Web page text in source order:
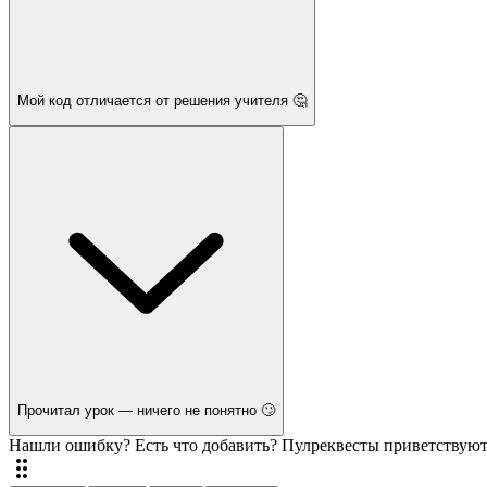
Мой код отличается от решения учителя 🤔
Прочитал урок — ничего не понятно 🙄
Нашли ошибку? Есть что добавить? Пулреквесты